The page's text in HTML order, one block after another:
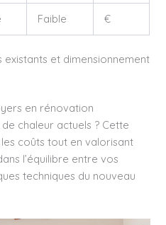
Faible €
et dimensionnement
en rénovation
chaleur actuels ? Cette
coûts tout en valorisant
l’équilibre entre vos
techniques du nouveau